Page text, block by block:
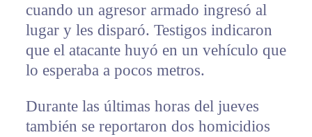
cuando un agresor armado ingresó al
lugar y les disparó. Testigos indicaron
que el atacante huyó en un vehículo que
lo esperaba a pocos metros.
Durante las últimas horas del jueves
también se reportaron dos homicidios